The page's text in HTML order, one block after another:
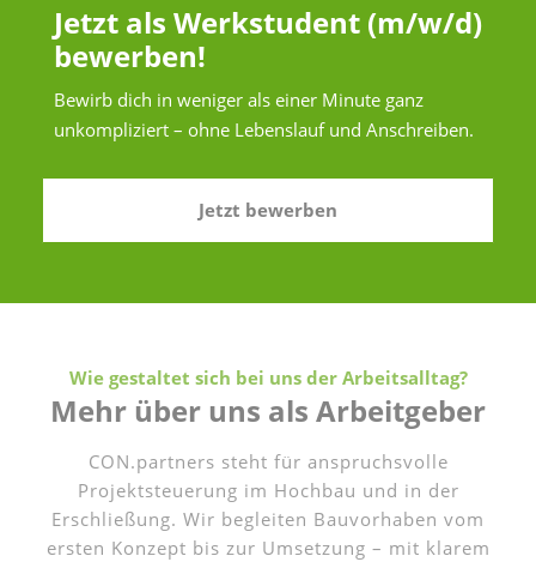
Jetzt als Werkstudent (m/w/d)
bewerben!
Bewirb dich in weniger als einer Minute ganz
unkompliziert – ohne Lebenslauf und Anschreiben.
Jetzt bewerben
Wie gestaltet sich bei uns der Arbeitsalltag?
Mehr über uns als Arbeitgeber
CON.partners steht für anspruchsvolle
Projektsteuerung im Hochbau und in der
Erschließung. Wir begleiten Bauvorhaben vom
ersten Konzept bis zur Umsetzung – mit klarem